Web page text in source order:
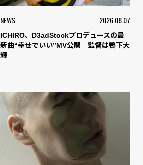
NEWS 2026.08.07
ICHIRO、D3adStockプロデュースの最
新曲“幸せでいい”MV公開 監督は鴨下大
輝